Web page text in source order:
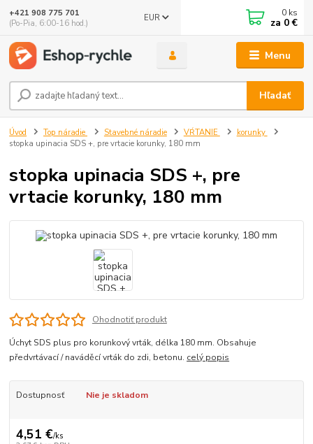
Menu
EUR
Hľadať
+421 908 775 701
(Po-Pia, 6:00-16 hod.)
0 ks
za 0 €
Úvod Top náradie Stavebné náradie VŔTANIE
korunky
stopka upinacia SDS +, pre vrtacie korunky, 180 mm
stopka upinacia SDS +, pre
vrtacie korunky, 180 mm
Ohodnotiť produkt
Úchyt SDS plus pro korunkový vrták, délka 180 mm. Obsahuje
předvrtávací / naváděcí vrták do zdi, betonu. celý popis
Dostupnosť Nie je skladom
4,51 €/ks